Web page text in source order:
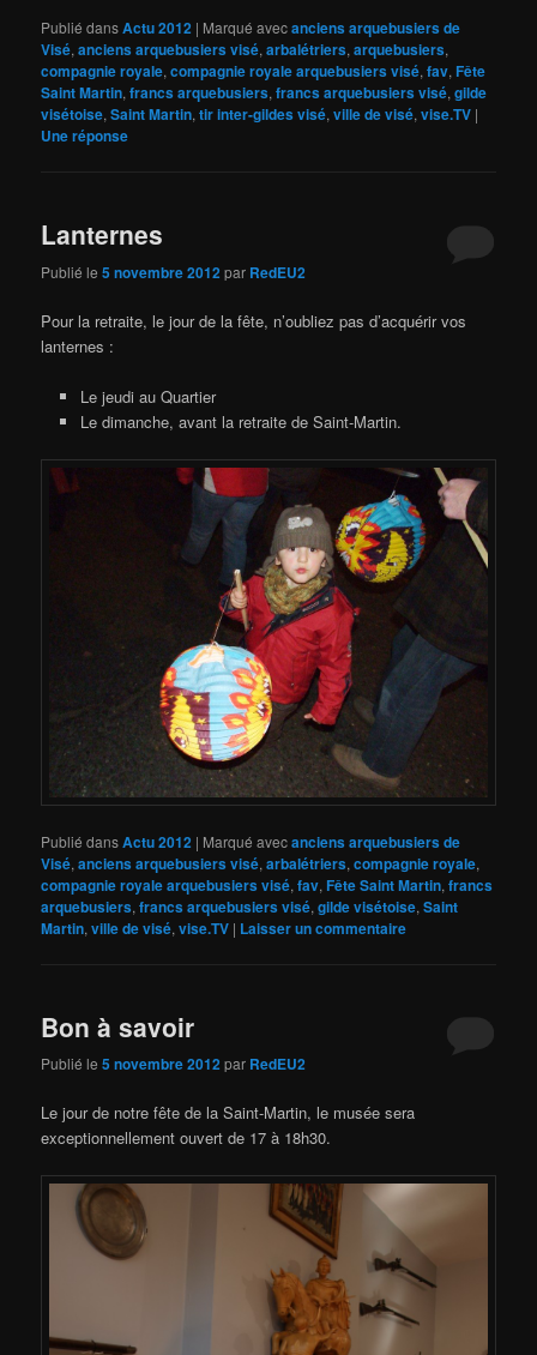
Publié dansActu 2012 | Marqué avecanciens arquebusiers de
Visé,anciens arquebusiers visé,arbalétriers,arquebusiers,
compagnie royale,compagnie royale arquebusiers visé,fav,Fête
Saint Martin,francs arquebusiers,francs arquebusiers visé,gilde
visétoise,Saint Martin,tir inter-gildes visé,ville de visé,vise.TV |
Uneréponse
Lanternes
Publié le5 novembre 2012par RedEU2
Pour la retraite, le jour de la fête, n’oubliez pas d’acquérir vos
lanternes :
Le jeudi au Quartier
Le dimanche, avant la retraite de Saint-Martin.
Publié dansActu 2012 | Marqué avecanciens arquebusiers de
Visé,anciens arquebusiers visé,arbalétriers,compagnie royale,
compagnie royale arquebusiers visé,fav,Fête Saint Martin,francs
arquebusiers,francs arquebusiers visé,gilde visétoise,Saint
Martin,ville de visé,vise.TV | Laisser un commentaire
Bon à savoir
Publié le5 novembre 2012par RedEU2
Le jour de notre fête de la Saint-Martin, le musée sera
exceptionnellement ouvert de 17 à 18h30.